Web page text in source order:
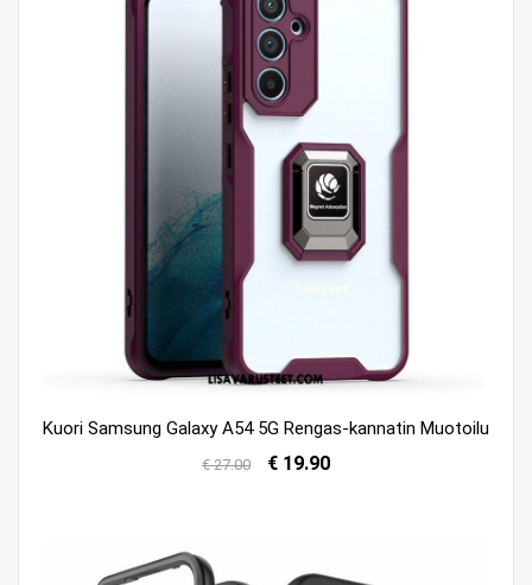
Kuori Samsung Galaxy A54 5G Rengas-kannatin Muotoilu
€ 27.00 € 19.90